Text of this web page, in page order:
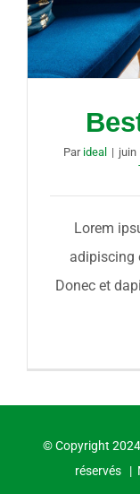
Par ideal | juin
Lorem
adipiscing
Donec et
© Copyright
réservés |